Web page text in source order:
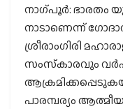
നാഗ്പൂര്‍: ഭാരതം
നാടാണെന്ന്
ശ്രീരാംഗിരി
സംസ്‌കാരവും
പാരമ്പര്യം